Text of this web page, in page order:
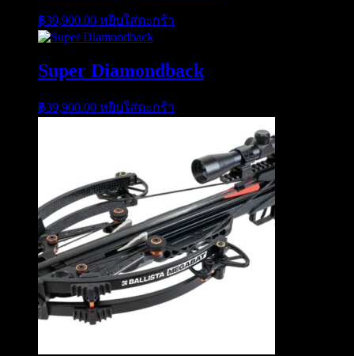
฿39,900.00 หยิบใส่ตะกร้า
Super Diamondback
฿39,900.00 หยิบใส่ตะกร้า